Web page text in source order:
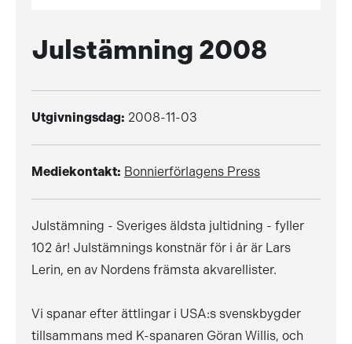
Julstämning 2008
Utgivningsdag: 2008-11-03
Mediekontakt: Bonnierförlagens Press
Julstämning - Sveriges äldsta jultidning - fyller
102 år! Julstämnings konstnär för i år är Lars
Lerin, en av Nordens främsta akvarellister.
Vi spanar efter ättlingar i USA:s svenskbygder
tillsammans med K-spanaren Göran Willis, och